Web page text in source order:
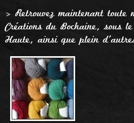
> Retrouvez maintenant toute
Créations du Bochaine, sous
Haute, ainsi que plein